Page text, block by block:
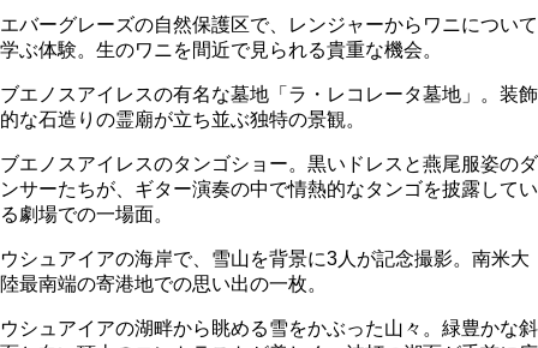
エバーグレーズの自然保護区で、レンジャーからワニについて
学ぶ体験。生のワニを間近で見られる貴重な機会。
ブエノスアイレスの有名な墓地「ラ・レコレータ墓地」。装飾
的な石造りの霊廟が立ち並ぶ独特の景観。
ブエノスアイレスのタンゴショー。黒いドレスと燕尾服姿のダ
ンサーたちが、ギター演奏の中で情熱的なタンゴを披露してい
る劇場での一場面。
ウシュアイアの海岸で、雪山を背景に3人が記念撮影。南米大
陸最南端の寄港地での思い出の一枚。
ウシュアイアの湖畔から眺める雪をかぶった山々。緑豊かな斜